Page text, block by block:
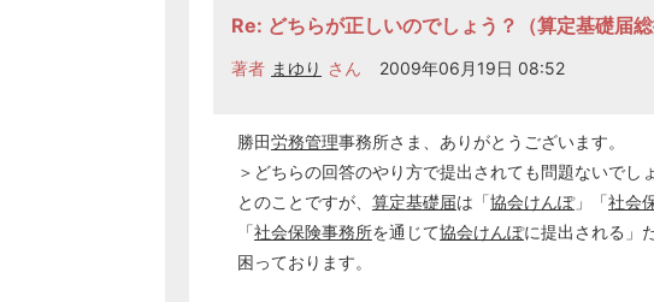
Re: どちらが正しいのでしょう？（算定基礎届総
著者 まゆり さん 2009年06月19日 08:52
勝田労務管理事務所さま、ありがとうございます。
＞どちらの回答のやり方で提出されても問題ないでしょ
とのことですが、 算定基礎届は「協会けんぽ」「社会
「社会保険事務所を通じて協会けんぽに提出される」
困っております。